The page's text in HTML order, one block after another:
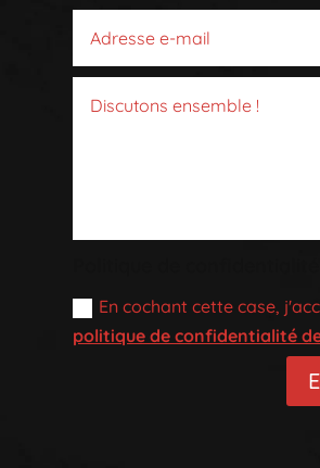
En cochant cette case,
politique de confidentialité